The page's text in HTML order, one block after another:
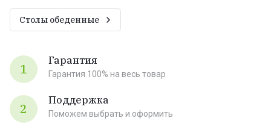
Столы обеденные
1
Гарантия
Гарантия 100% на весь товар
2
Поддержка
Поможем выбрать и оформить